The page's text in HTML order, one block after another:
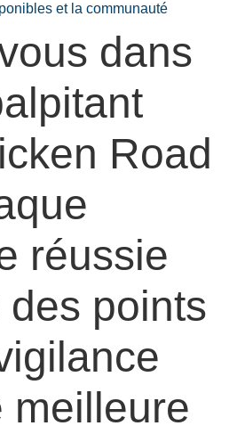
et la communauté
dans
Road
réussie
points
meilleure